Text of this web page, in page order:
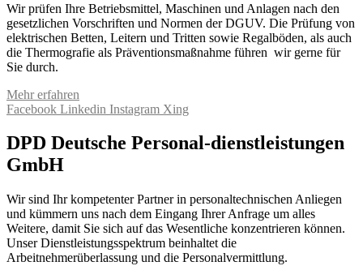
Wir prüfen Ihre Betriebsmittel, Maschinen und Anlagen nach den
gesetzlichen Vorschriften und Normen der DGUV. Die Prüfung von
elektrischen Betten, Leitern und Tritten sowie Regalböden, als auch
die Thermografie als Präventionsmaßnahme führen wir gerne für
Sie durch.
Mehr erfahren
Facebook Linkedin Instagram Xing
DPD Deutsche Personal-dienstleistungen
GmbH
Wir sind Ihr kompetenter Partner in personaltechnischen Anliegen
und kümmern uns nach dem Eingang Ihrer Anfrage um alles
Weitere, damit Sie sich auf das Wesentliche konzentrieren können.
Unser Dienstleistungsspektrum beinhaltet die
Arbeitnehmerüberlassung und die Personalvermittlung.